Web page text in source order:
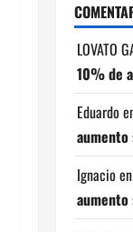
LOVATO
10% de
Eduardo
aumento
Ignacio en
aumento